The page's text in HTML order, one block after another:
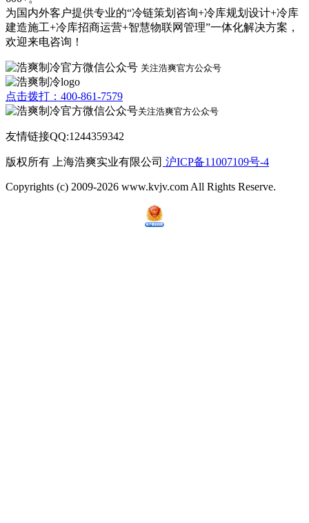
为国内外客户提供专业的“冷链策划咨询+冷库规划设计+冷库
建造施工+冷库招商运营+智慧物联网管理”一体化解决方案，
欢迎来电咨询！
关注浩爽官方公众号
点击拨打：400-861-7579
关注浩爽官方公众号
友情链接QQ:1244359342
版权所有 上海浩爽实业有限公司 沪ICP备11007109号-4
Copyrights (c) 2009-2026 www.kvjv.com All Rights Reserve.